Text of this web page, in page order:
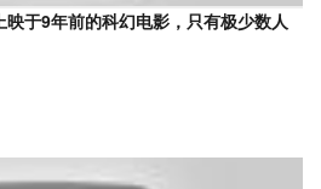
映于9年前的科幻电影，只有极少数人